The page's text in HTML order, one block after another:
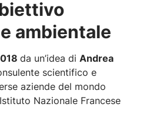
ambientale
da un’idea di Andrea
scientifico e
aziende del mondo
Nazionale Francese